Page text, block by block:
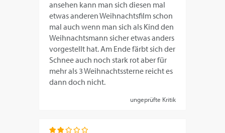
ansehen kann man sich diesen mal
etwas anderen Weihnachtsfilm schon
mal auch wenn man sich als Kind den
Weihnachtsmann sicher etwas anders
vorgestellt hat. Am Ende färbt sich der
Schnee auch noch stark rot aber für
mehr als 3 Weihnachtssterne reicht es
dann doch nicht.
ungeprüfte Kritik